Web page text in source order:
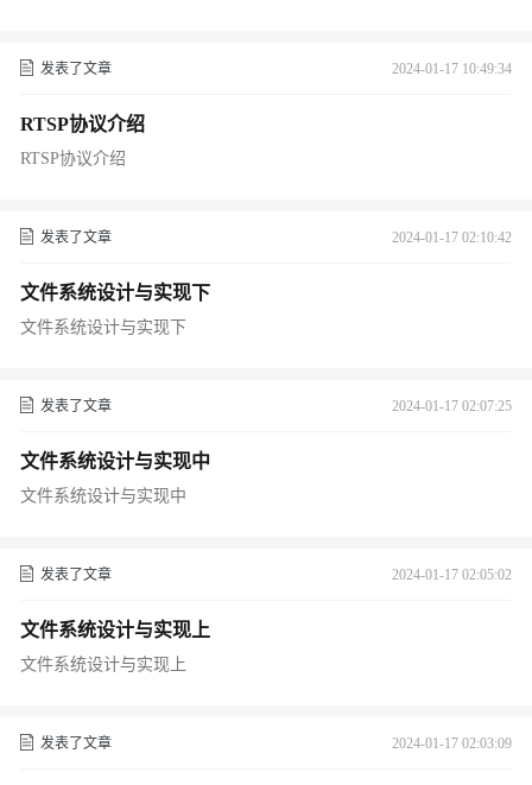
发表了文章 2024-01-17 10:49:34
RTSP协议介绍
RTSP协议介绍
发表了文章 2024-01-17 02:10:42
文件系统设计与实现下
文件系统设计与实现下
发表了文章 2024-01-17 02:07:25
文件系统设计与实现中
文件系统设计与实现中
发表了文章 2024-01-17 02:05:02
文件系统设计与实现上
文件系统设计与实现上
发表了文章 2024-01-17 02:03:09